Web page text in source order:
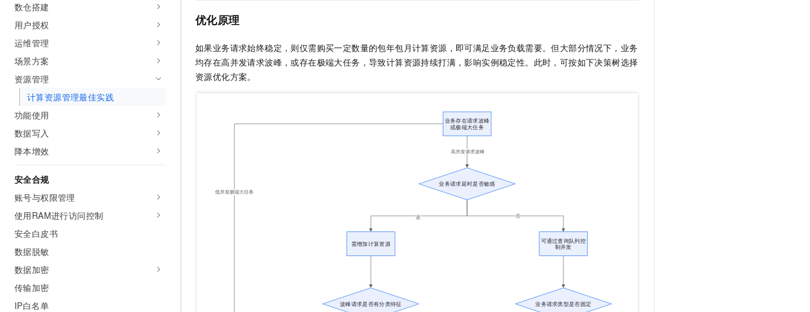
数仓搭建
用户授权
运维管理
场景方案
资源管理
计算资源管理最佳实践
功能使用
数据写入
降本增效
安全合规
账号与权限管理
使用RAM进行访问控制
安全白皮书
数据脱敏
数据加密
传输加密
IP白名单
优化原理
如果业务请求始终稳定，则仅需购买一定数量的包年包月计算资源，即可满足业务负载需要。但大部分情况下，业务
均存在高并发请求波峰，或存在极端大任务，导致计算资源持续打满，影响实例稳定性。此时，可按如下决策树选择
资源优化方案。